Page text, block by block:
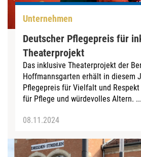
Unternehmen
Deutscher Pflegepreis für
Theaterprojekt
Das inklusive Theaterprojekt der
Hoffmannsgarten erhält in diesem
Pflegepreis für Vielfalt und
für Pflege und würdevolles Altern. ...
08.11.2024